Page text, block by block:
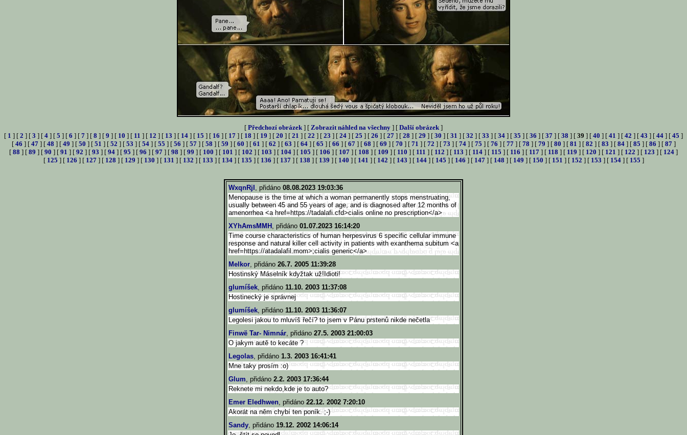
[ Předchozí obrázek ] [ Zobrazit náhled na všechny ] [ Další obrázek ]
[ 1 ] [ 2 ] [ 3 ] [ 4 ] [ 5 ] [ 6 ] [ 7 ] [ 8 ] [ 9 ] [ 10 ] [ 11 ] [ 12 ] [ 13 ] [ 14 ] [ 15 ] [ 16 ] [ 17 ] [ 18 ] [ 19 ] [ 20 ] [ 21 ] [ 22 ] [ 23 ] [ 24 ] [ 25 ] [ 26 ] [ 27 ] [ 28 ] [ 29 ] [ 30 ] [ 31 ] [ 32 ] [ 33 ] [ 34 ] [ 35 ] [ 36 ] [ 37 ] [ 38 ] [ 39 ] [ 40 ] [ 41 ] [ 42 ] [ 43 ] [ 44 ] [ 45 ]
[ 46 ] [ 47] [ 48 ] [ 49 ] [ 50 ] [ 51 ] [ 52 ] [ 53 ] [ 54] [ 55 ] [ 56 ] [ 57] [ 58 ] [ 59 ] [ 60 ] [ 61 ] [ 62 ] [ 63 ] [ 64] [ 65 ] [ 66 ] [ 67] [ 68 ] [ 69 ] [ 70 ] [ 71 ] [ 72 ] [ 73 ] [ 74] [ 75 ] [ 76 ] [ 77] [ 78 ] [ 79 ] [ 80 ] [ 81 ] [ 82 ] [ 83 ] [ 84] [ 85 ] [ 86 ] [ 87]
[ 88 ] [ 89 ] [ 90 ] [ 91 ] [ 92 ] [ 93 ] [ 94 ] [ 95 ] [ 96 ] [ 97 ] [ 98 ] [ 99 ] [ 100 ] [ 101 ] [ 102 ] [ 103 ] [ 104 ] [ 105 ] [ 106 ] [ 107 ] [ 108 ] [ 109 ] [ 110 ] [ 111 ] [ 112 ] [ 113 ] [ 114 ] [ 115 ] [ 116 ] [ 117 ] [ 118 ] [ 119 ] [ 120 ] [ 121 ] [ 122 ] [ 123 ] [ 124 ]
[ 125 ] [ 126 ] [ 127] [ 128 ] [ 129 ] [ 130 ] [ 131 ] [ 132 ] [ 133 ] [ 134] [ 135 ] [ 136 ] [ 137] [ 138 ] [ 139 ] [ 140 ] [ 141 ] [ 142 ] [ 143 ] [ 144] [ 145 ] [ 146 ] [ 147] [ 148 ] [ 149 ] [ 150 ] [ 151 ] [ 152 ] [ 153 ] [ 154] [ 155 ]
WxqnRjI , přidáno 08.08.2023 19:03:36
Menopause is the time at which a woman permanently stops menstruating,
usually between 45 and 55 years of age, and is diagnosed after 12 months of
amenorrhea <a href=https://tadalafi.cfd>cialis online no prescription</a>
XYhAmsMMH , přidáno 01.07.2023 16:14:20
Time course characteristics of human herpesvirus 6 specific cellular immune
response and natural killer cell activity in patients with exanthema subitum <a
href=https://atadalafil.mom>;cialis generic</a>
Melkor, přidáno 26.7. 2005 11:39:28
Hostinský Máselník kdyžtak už!Idioti!
glumíšek, přidáno 11.10. 2003 11:37:08
Hostinecký je správnej
glumíšek, přidáno 11.10. 2003 11:36:07
Legolesi jakou to mluvíš řečí? to jsem v Pánu prstenů nikde nečetla
Finwë Tar- Nimnár, přidáno 27.5. 2003 21:00:03
O jakym autě to kecáte ?
Legolas, přidáno 1.3. 2003 16:41:41
Mne taky prosím :o)
Glum, přidáno 2.2. 2003 17:36:44
Reknete mi nekdo,kde je to auto?
Emer Eledhwen, přidáno 22.12. 2002 7:20:10
Akorát na něm chybí ten poník. ;-)
Sandy, přidáno 19.12. 2002 14:06:14